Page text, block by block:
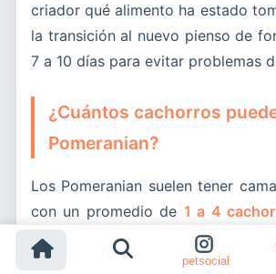
petsocial
criador qué alimento ha estado
la transición al nuevo pienso de
7 a 10 días para evitar problemas
¿Cuántos cachorros
Pomeranian?
Los Pomeranian suelen tener
con un promedio de 1 a 4
siendo 2 o 3 lo más habitual. Las
más son posibles pero poco